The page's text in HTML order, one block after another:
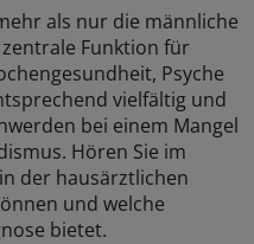
als nur die männliche
Funktion für
Psyche
vielfältig und
bei einem Mangel
Hören Sie im
der hausärztlichen
und welche
bietet.